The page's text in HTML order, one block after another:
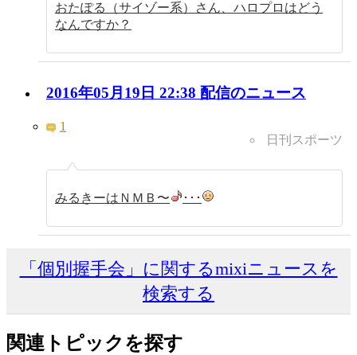
おたぽる（サイゾー系）さん、ハロプロはどう
なんですか？
2016年05月19日 22:38 配信のニュース
1
日刊スポーツ
みるきーはＮＭＢ〜 ･･･
「個別握手会」に関するmixiニュースを
検索する
関連トピックを探す